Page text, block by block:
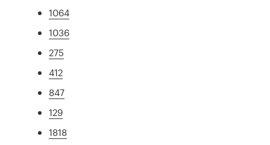
1064
1036
275
412
847
129
1818